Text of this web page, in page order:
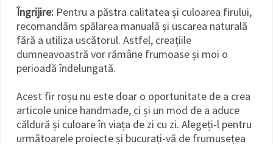
Îngrijire: Pentru a păstra calitatea și culoarea firului,
recomandăm spălarea manuală și uscarea naturală
fără a utiliza uscătorul. Astfel, creațiile
dumneavoastră vor rămâne frumoase și moi o
perioadă îndelungată.
Acest fir roșu nu este doar o oportunitate de a crea
articole unice handmade, ci și un mod de a aduce
căldură și culoare în viața de zi cu zi. Alegeți-l pentru
următoarele proiecte și bucurați-vă de frumusețea